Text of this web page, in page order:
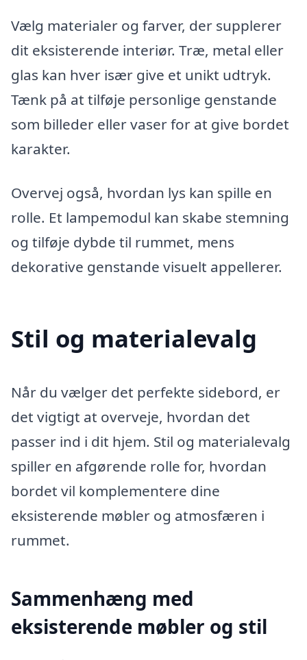
Vælg materialer og farver, der supplerer
dit eksisterende interiør. Træ, metal eller
glas kan hver især give et unikt udtryk.
Tænk på at tilføje personlige genstande
som billeder eller vaser for at give bordet
karakter.
Overvej også, hvordan lys kan spille en
rolle. Et lampemodul kan skabe stemning
og tilføje dybde til rummet, mens
dekorative genstande visuelt appellerer.
Stil og materialevalg
Når du vælger det perfekte sidebord, er
det vigtigt at overveje, hvordan det
passer ind i dit hjem. Stil og materialevalg
spiller en afgørende rolle for, hvordan
bordet vil komplementere dine
eksisterende møbler og atmosfæren i
rummet.
Sammenhæng med
eksisterende møbler og stil